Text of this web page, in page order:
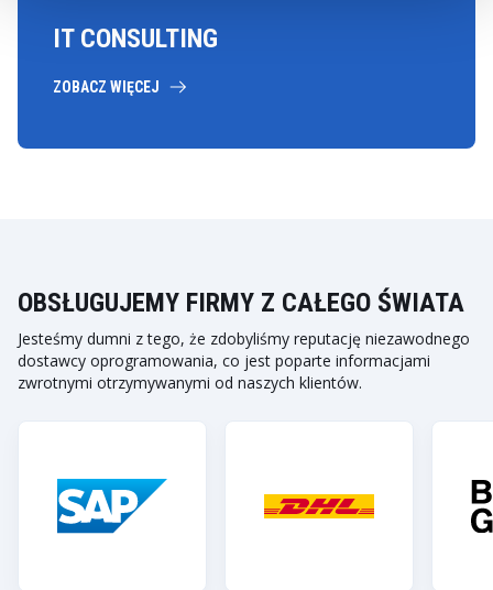
IT CONSULTING
ZOBACZ WIĘCEJ
OBSŁUGUJEMY FIRMY Z CAŁEGO ŚWIATA
Jesteśmy dumni z tego, że zdobyliśmy reputację niezawodnego
dostawcy oprogramowania, co jest poparte informacjami
zwrotnymi otrzymywanymi od naszych klientów.